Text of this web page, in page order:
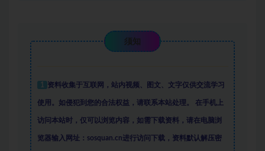
须知
1 资料收集于互联网 ， 站内视频、图文、文字仅供交流学习
使用。如侵犯到您的合法权益，请联系本站处理。 在手机上
访问本站时，仅可以浏览内容，如需下载资料，请在电脑浏
览器输入网址：sosquan.cn进行访问下载， 资料默认解压密